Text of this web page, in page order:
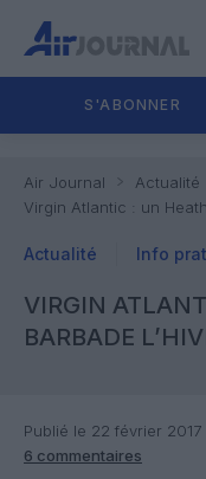
S'ABONNER
Air Journal
Actualité
Virgin Atlantic : un
Actualité Info
VIRGIN
BARBADE
Publié le 22 février 2017
6 commentaires